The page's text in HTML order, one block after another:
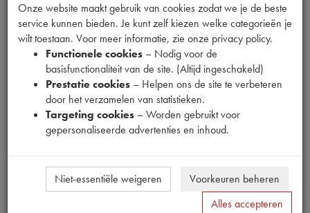
Fabrikant
MPM
Productnummer
1910283
€61,18 (€50,56excl. btw)
Dit product kan op dit moment niet besteld worden
Onze website maakt gebruik van cookies zodat we je de beste
service kunnen bieden. Je kunt zelf kiezen welke categorieën je
wilt toestaan. Voor meer informatie, zie onze privacy policy.
Functionele cookies – Nodig voor de
basisfunctionaliteit van de site. (Altijd ingeschakeld)
Prestatie cookies – Helpen ons de site te verbeteren
door het verzamelen van statistieken.
Targeting cookies – Worden gebruikt voor
gepersonaliseerde advertenties en inhoud.
Niet-essentiële weigeren
Voorkeuren beheren
Alles accepteren